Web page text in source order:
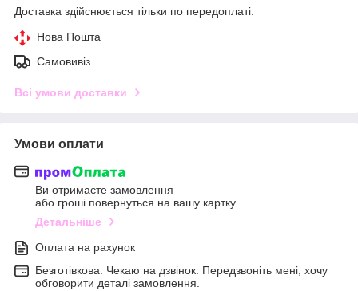
Доставка здійснюється тільки по передоплаті.
Нова Пошта
Самовивіз
Всі умови доставки
Умови оплати
Ви отримаєте замовлення
або гроші повернуться на вашу картку
Детальніше
Оплата на рахунок
Безготівкова. Чекаю на дзвінок. Передзвоніть мені, хочу
обговорити деталі замовлення.